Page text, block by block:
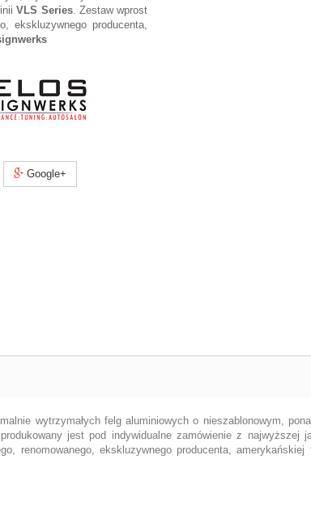
VLS Series. Zestaw wprost
ekskluzywnego producenta,
Google+
wytrzymałych felg aluminiowych o nieszablonowym,
jest pod indywidualne zamówienie z najwyższej
renomowanego, ekskluzywnego producenta, amerykańskiej